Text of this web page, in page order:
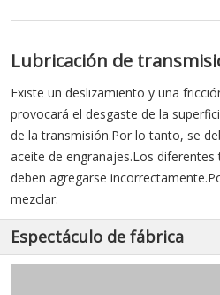
Lubricación de
Existe un deslizamiento y una
provocará el desgaste de la
de la transmisión.Por lo tanto, se
aceite de engranajes.Los
deben agregarse
mezclar.
Espectáculo de fábrica